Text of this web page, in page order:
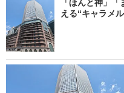
「ほんと神」
える“キャラメ